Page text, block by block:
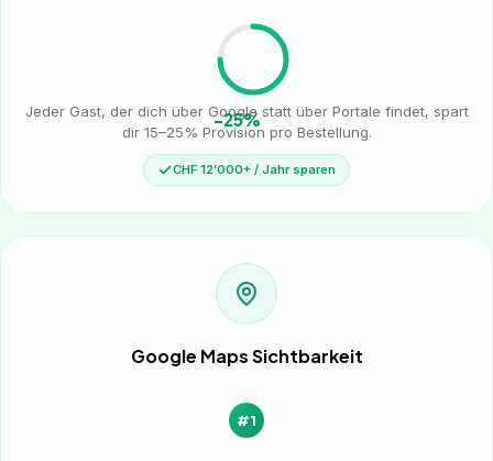
-25%
Jeder Gast, der dich über Google statt über Portale findet, spart
dir 15–25% Provision pro Bestellung.
CHF 12’000+ / Jahr sparen
Google Maps Sichtbarkeit
#1